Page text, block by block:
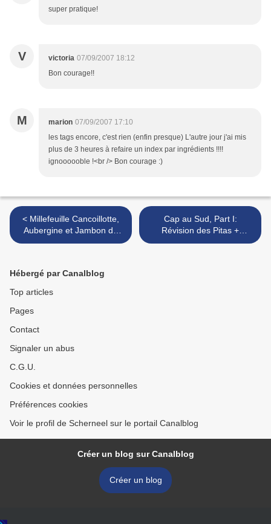
super pratique!
V victoria 07/09/2007 18:12
Bon courage!!
M marion 07/09/2007 17:10
les tags encore, c'est rien (enfin presque) L'autre jour j'ai mis
plus de 3 heures à refaire un index par ingrédients !!!!
ignoooooble !<br /> Bon courage :)
< Millefeuille Cancoillotte,
Aubergine et Jambon de
Sanglier.
Cap au Sud, Part I:
Révision des Pitas +
Zaalouk. >
Hébergé par Canalblog
Top articles
Pages
Contact
Signaler un abus
C.G.U.
Cookies et données personnelles
Préférences cookies
Voir le profil de Scherneel sur le portail Canalblog
Créer un blog sur Canalblog
Créer un blog